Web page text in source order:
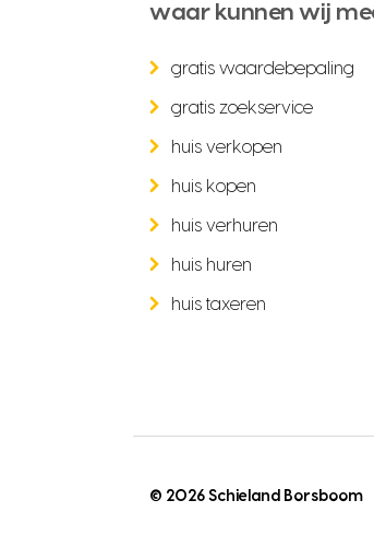
waar kunnen wij
gratis waardebepaling
gratis zoekservice
huis verkopen
huis kopen
huis verhuren
huis huren
huis taxeren
© 2026 Schieland Borsboom